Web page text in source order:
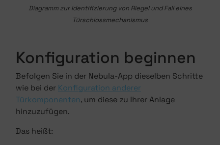
Diagramm zur Identifizierung von Riegel und Fall eines
Türschlossmechanismus
Konfiguration beginnen
Befolgen Sie in der Nebula-App dieselben Schritte
wie bei der Konfiguration anderer
Türkomponenten, um diese zu Ihrer Anlage
hinzuzufügen.
Das heißt: